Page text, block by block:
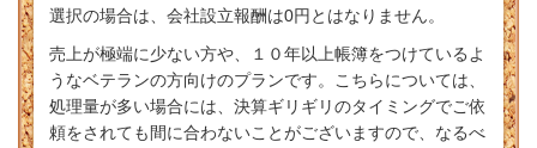
選択の場合は、会社設立報酬は0円とはなりません。
売上が極端に少ない方や、１０年以上帳簿をつけているよ
うなベテランの方向けのプランです。こちらについては、
処理量が多い場合には、決算ギリギリのタイミングでご依
頼をされても間に合わないことがございますので、なるべ